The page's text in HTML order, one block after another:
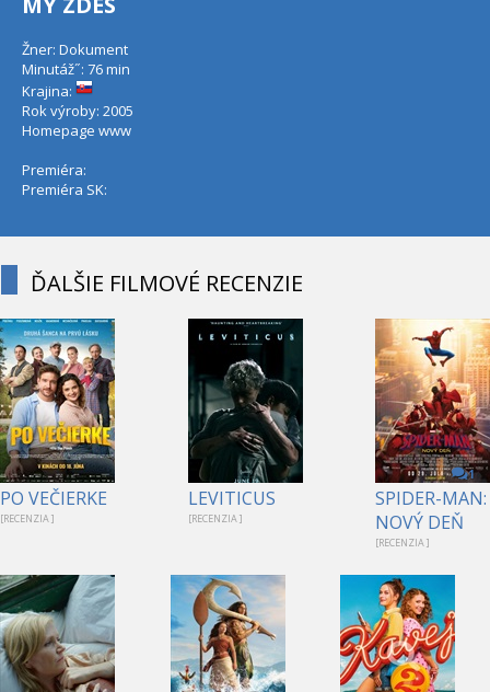
Žner: Dokument
Minutáž˝: 76 min
Krajina:
Rok výroby: 2005
Homepage www
Premiéra:
Premiéra SK:
ĎALŠIE FILMOVÉ RECENZIE
PO VEČIERKE
[RECENZIA ]
LEVITICUS
[RECENZIA ]
1
SPIDER-MAN:
NOVÝ DEŇ
[RECENZIA ]